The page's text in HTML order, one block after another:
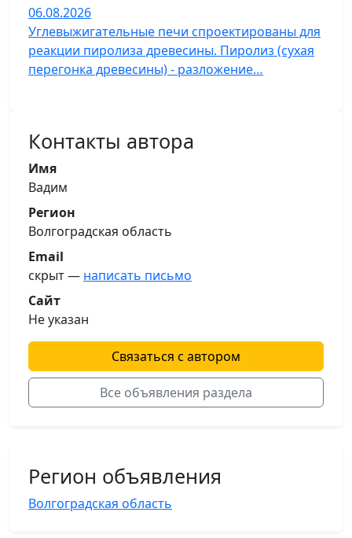
06.08.2026
Углевыжигательные печи спроектированы для
реакции пиролиза древесины. Пиролиз (сухая
перегонка древесины) - разложение…
Контакты автора
Имя
Вадим
Регион
Волгоградская область
Email
скрыт — написать письмо
Сайт
Не указан
Связаться с автором
Все объявления раздела
Регион объявления
Волгоградская область